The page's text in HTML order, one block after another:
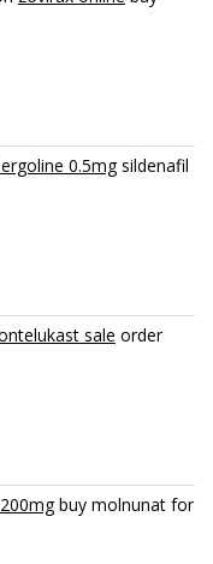
0.5mgsildenafil
sale order
buy molnunat for